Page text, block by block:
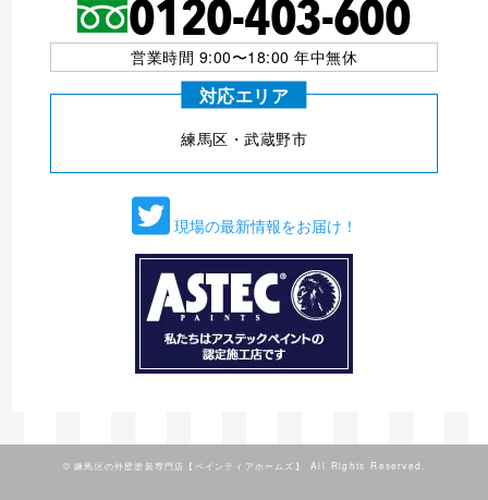
営業時間 9:00〜18:00 年中無休
対応エリア
練⾺区・武蔵野市
現場の最新情報をお届け！
©練馬区の外壁塗装専門店【ペインティアホームズ】 All Rights Reserved.